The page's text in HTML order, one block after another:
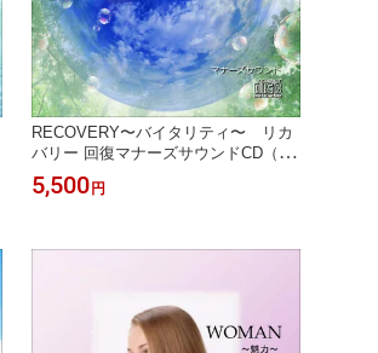
RECOVERY〜バイタリティ〜 リカ
バリー 回復マナーズサウンドCD（音
源メイン）マナーズサウンド 音響振
動療法 音響療法 サイマティクス マナ
5,500 円